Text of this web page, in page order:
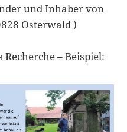
und Inhaber von
Osterwald )
– Beispiel: